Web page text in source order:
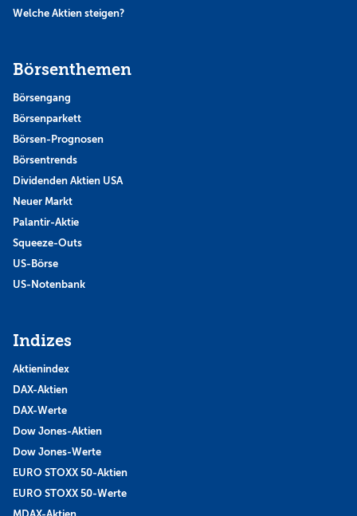
Welche Aktien steigen?
Börsenthemen
Börsengang
Börsenparkett
Börsen-Prognosen
Börsentrends
Dividenden Aktien USA
Neuer Markt
Palantir-Aktie
Squeeze-Outs
US-Börse
US-Notenbank
Indizes
Aktienindex
DAX-Aktien
DAX-Werte
Dow Jones-Aktien
Dow Jones-Werte
EURO STOXX 50-Aktien
EURO STOXX 50-Werte